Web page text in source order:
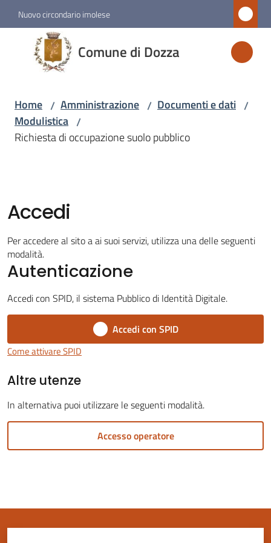
Vai al contenuto
Vai alla navigazione
Vai al footer
Nuovo circondario imolese
Comune di Dozza
Comune
di
Dozza
Amministrazione
Menu selezionato
Servizi
Vivere
Dozza
Servizi
line
Tutti
argomenti
Home / Amministrazione / Documenti e dati /
Modulistica /
Richiesta di occupazione suolo pubblico
Accedi
Per accedere al sito a ai suoi servizi, utilizza una delle seguenti
modalità.
Autenticazione
Accedi con SPID, il sistema Pubblico di Identità Digitale.
Accedi con SPID
Come attivare SPID
Altre utenze
In alternativa puoi utilizzare le seguenti modalità.
Accesso operatore